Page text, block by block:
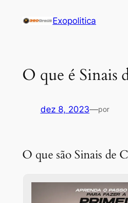
Exopolitica
O que é Sinais
dez 8, 2023—por
O que são Sinais de